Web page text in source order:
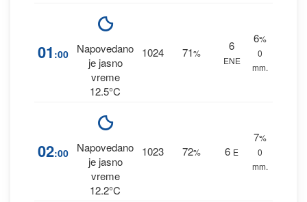
01 :00
Napovedano
je jasno
vreme
12.5°C
1024 71%
6
ENE
6%
0
mm.
02:00
Napovedano
je jasno
vreme
12.2°C
1023 72% 6 E
7%
0
mm.